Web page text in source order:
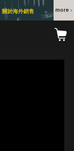
關於海外銷售